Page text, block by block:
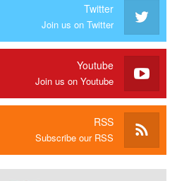
Twitter
Join us on Twitter
Youtube
Join us on Youtube
RSS
Subscribe our RSS